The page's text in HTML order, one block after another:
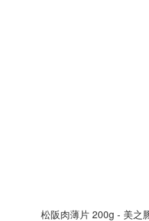
松阪肉薄片 200g - 美之